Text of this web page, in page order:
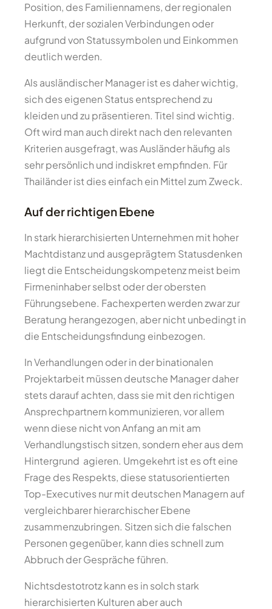
Position, des Familiennamens, der regionalen
Herkunft, der sozialen Verbindungen oder
aufgrund von Statussymbolen und Einkommen
deutlich werden.
Als ausländischer Manager ist es daher wichtig,
sich des eigenen Status entsprechend zu
kleiden und zu präsentieren. Titel sind wichtig.
Oft wird man auch direkt nach den relevanten
Kriterien ausgefragt, was Ausländer häufig als
sehr persönlich und indiskret empfinden. Für
Thailänder ist dies einfach ein Mittel zum Zweck.
Auf der richtigen Ebene
In stark hierarchisierten Unternehmen mit hoher
Machtdistanz und ausgeprägtem Statusdenken
liegt die Entscheidungskompetenz meist beim
Firmeninhaber selbst oder der obersten
Führungsebene. Fachexperten werden zwar zur
Beratung herangezogen, aber nicht unbedingt in
die Entscheidungsfindung einbezogen.
In Verhandlungen oder in der binationalen
Projektarbeit müssen deutsche Manager daher
stets darauf achten, dass sie mit den richtigen
Ansprechpartnern kommunizieren, vor allem
wenn diese nicht von Anfang an mit am
Verhandlungstisch sitzen, sondern eher aus dem
Hintergrund agieren. Umgekehrt ist es oft eine
Frage des Respekts, diese statusorientierten
Top-Executives nur mit deutschen Managern auf
vergleichbarer hierarchischer Ebene
zusammenzubringen. Sitzen sich die falschen
Personen gegenüber, kann dies schnell zum
Abbruch der Gespräche führen.
Nichtsdestotrotz kann es in solch stark
hierarchisierten Kulturen aber auch